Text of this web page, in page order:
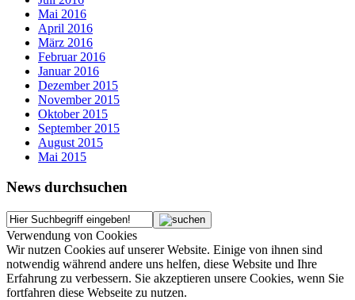
Mai 2016
April 2016
März 2016
Februar 2016
Januar 2016
Dezember 2015
November 2015
Oktober 2015
September 2015
August 2015
Mai 2015
News durchsuchen
Verwendung von Cookies
Wir nutzen Cookies auf unserer Website. Einige von ihnen sind
notwendig während andere uns helfen, diese Website und Ihre
Erfahrung zu verbessern. Sie akzeptieren unsere Cookies, wenn Sie
fortfahren diese Webseite zu nutzen.